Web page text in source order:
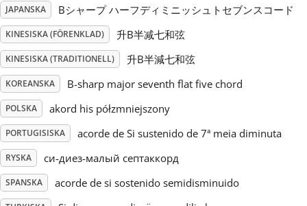
Tiếng Việt
Türkçe
简体中文
繁體中文
JAPANSKA Bシャープ ハーフディミニッシュトセブンスコード
KINESISKA (FÖRENKLAD) 升B半减七和弦
KINESISKA (TRADITIONELL) 升B半減七和弦
KOREANSKA B-sharp major seventh flat five chord
POLSKA akord his półzmniejszony
PORTUGISISKA acorde de Si sustenido de 7ª meia diminuta
RYSKA си-диез-малый септаккорд
SPANSKA acorde de si sostenido semidisminuido